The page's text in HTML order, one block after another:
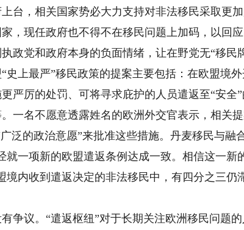
台，相关国家势必大力支持对非法移民采取更
，现任政府也不得不在移民问题上加码，以回
政党和政府本身的负面情绪，让在野党无“移民
上最严”移民政策的提案主要包括：在欧盟境外
严厉的处罚、可将寻求庇护的人员遣返至“安全
一名不愿意透露姓名的欧洲外交官表示，相关
泛的政治意愿”来批准这些措施。丹麦移民与融
就一项新的欧盟遣返条例达成一致。相信这一新
境内收到遣返决定的非法移民中，有四分之三仍
议。“遣返枢纽”对于长期关注欧洲移民问题的